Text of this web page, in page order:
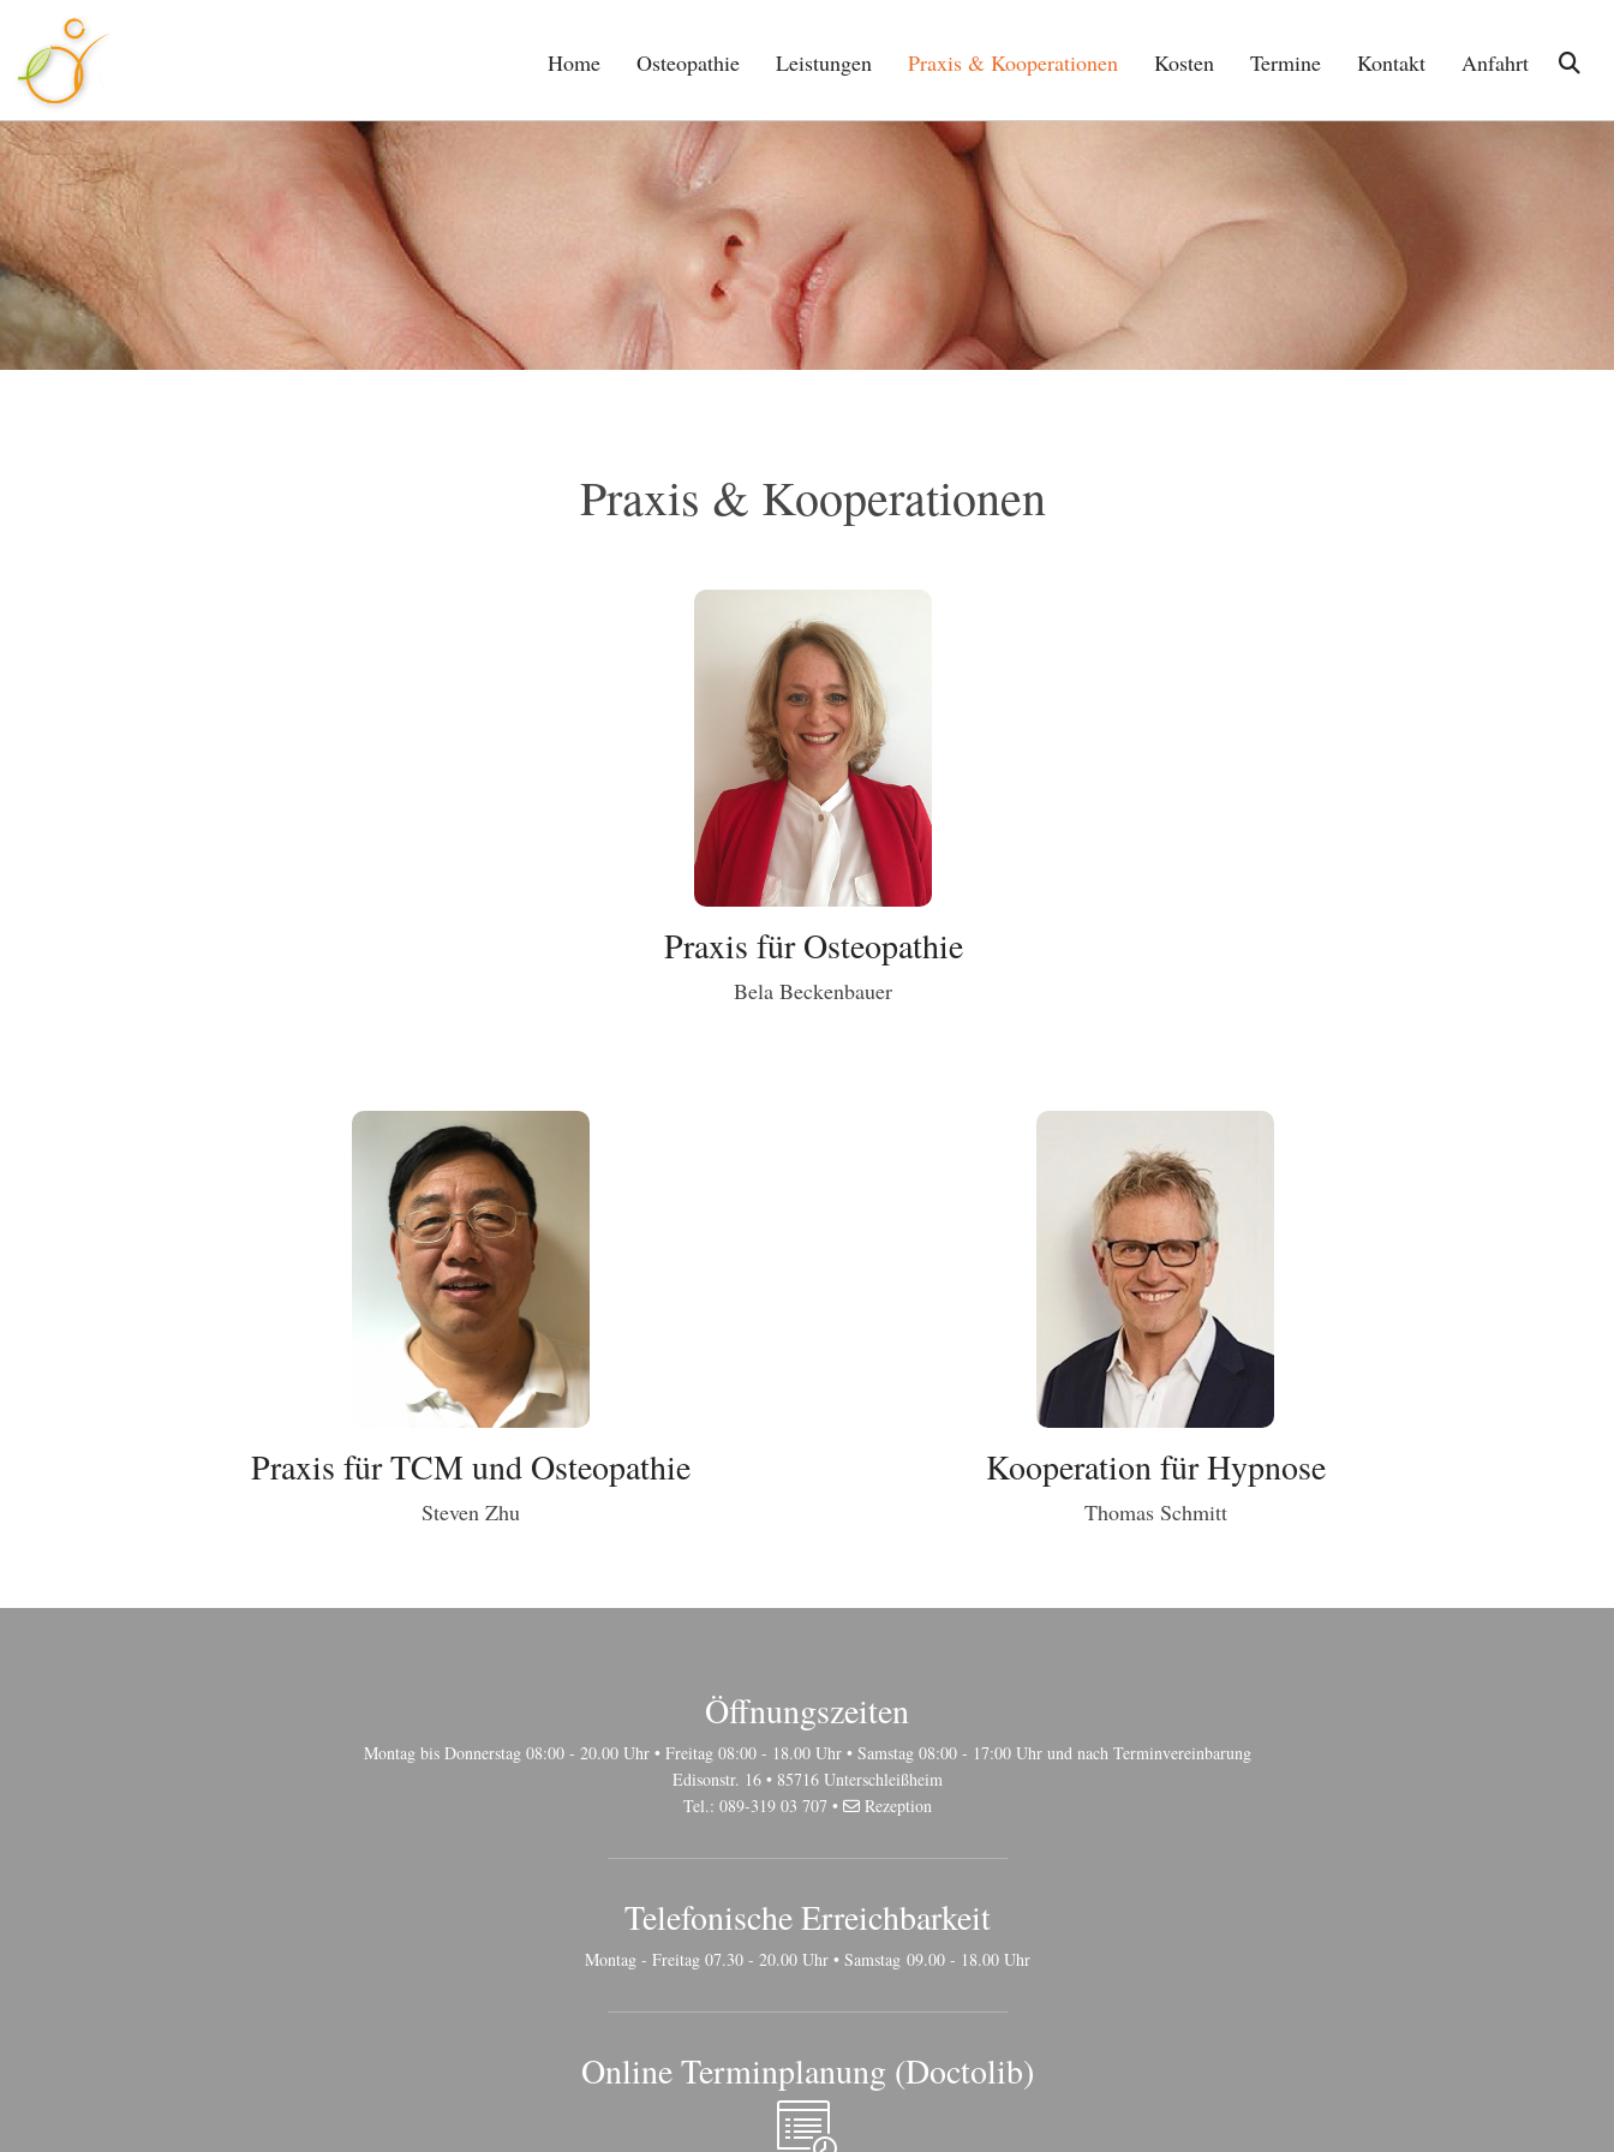
Home Osteopathie Leistungen Praxis & Kooperationen Kosten Termine Kontakt Anfahrt
Praxis & Kooperationen
Praxis für Osteopathie
Bela Beckenbauer
Praxis für TCM und Osteopathie
Steven Zhu
Kooperation für Hypnose
Thomas Schmitt
Öffnungszeiten
Montag bis Donnerstag 08:00 - 20.00 Uhr • Freitag 08:00 - 18.00 Uhr • Samstag 08:00 - 17:00 Uhr und nach Terminvereinbarung
Edisonstr. 16 • 85716 Unterschleißheim
Tel.: 089-319 03 707 •
Rezeption
Telefonische Erreichbarkeit
Montag - Freitag 07.30 - 20.00 Uhr • Samstag 09.00 - 18.00 Uhr
Online Terminplanung (Doctolib)